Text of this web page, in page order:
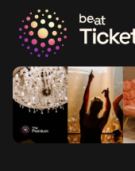
Ga naar de